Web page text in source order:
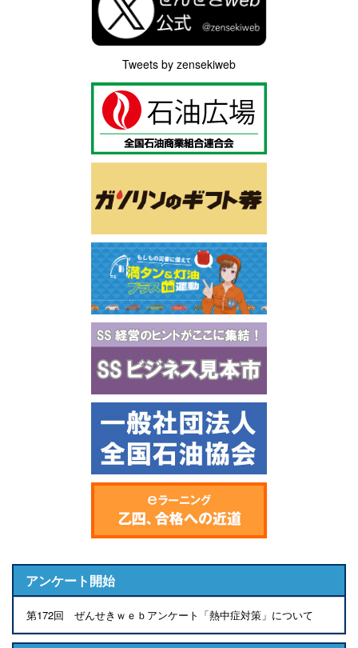
Tweets by zensekiweb
アンケート開始
第172回 ぜんせきｗｅｂアンケート「熱中症対策」について